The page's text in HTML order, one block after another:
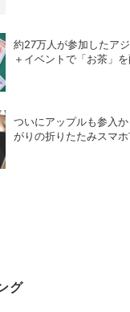
約27万人が参加したア
＋イベントで「お茶」
ついにアップルも参入
がりの折りたたみスマ
グ